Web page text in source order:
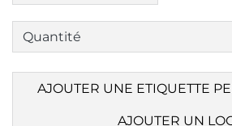
AJOUTER UNE ETIQUETTE
AJOUTER UN